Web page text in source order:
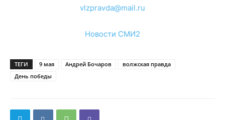
vlzpravda@mail.ru
Новости СМИ2
ТЕГИ 9 мая Андрей Бочаров
волжская правда
День победы